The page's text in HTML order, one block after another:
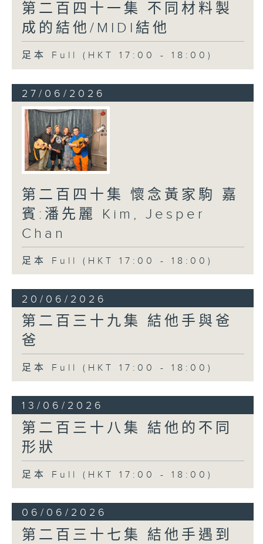
第二百四十一集 不同材料製
成的結他/MIDI結他
足本 Full (HKT 17:00 - 18:00)
27/06/2026
第二百四十集 懷念黃家駒 嘉
賓:潘先麗 Kim, Jesper
Chan
足本 Full (HKT 17:00 - 18:00)
20/06/2026
第二百三十九集 結他手與爸
爸
足本 Full (HKT 17:00 - 18:00)
13/06/2026
第二百三十八集 結他的不同
形狀
足本 Full (HKT 17:00 - 18:00)
06/06/2026
第二百三十七集 結他手遇到